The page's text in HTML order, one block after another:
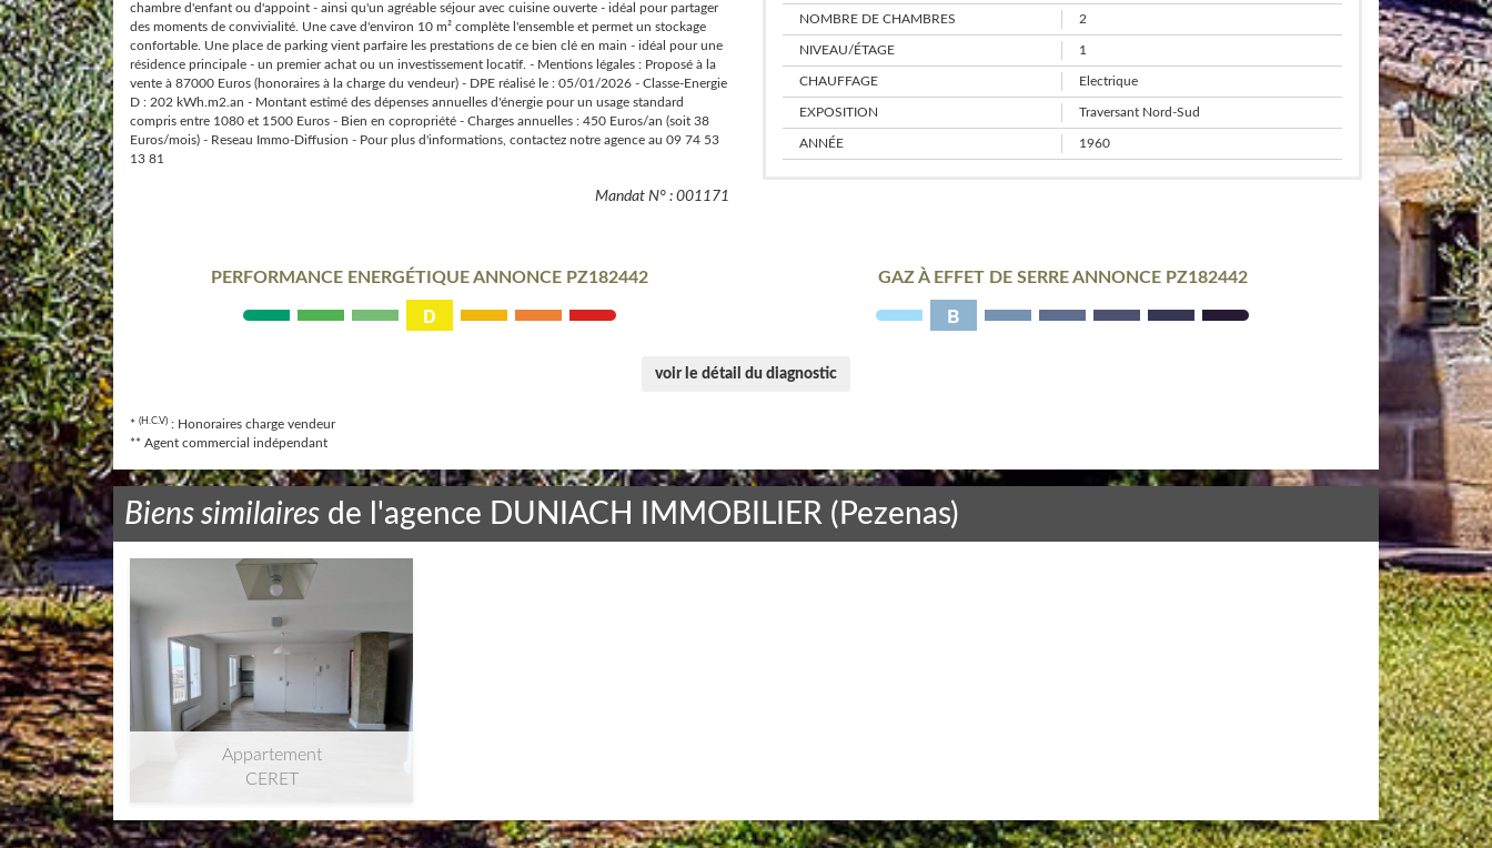
chambre d'enfant ou d'appoint - ainsi qu'un agréable séjour avec cuisine ouverte - idéal pour partager
des moments de convivialité. Une cave d'environ 10 m² complète l'ensemble et permet un stockage
confortable. Une place de parking vient parfaire les prestations de ce bien clé en main - idéal pour une
résidence principale - un premier achat ou un investissement locatif. - Mentions légales : Proposé à la
vente à 87000 Euros (honoraires à la charge du vendeur) - DPE réalisé le : 05/01/2026 - Classe-Energie
D : 202 kWh.m2.an - Montant estimé des dépenses annuelles d'énergie pour un usage standard
compris entre 1080 et 1500 Euros - Bien en copropriété - Charges annuelles : 450 Euros/an (soit 38
Euros/mois) - Reseau Immo-Diffusion - Pour plus d'informations, contactez notre agence au 09 74 53
13 81
Mandat N° : 001171
NOMBRE DE CHAMBRES 2
NIVEAU/ÉTAGE 1
CHAUFFAGE Electrique
EXPOSITION Traversant Nord-Sud
ANNÉE 1960
PERFORMANCE ENERGÉTIQUE ANNONCE PZ182442
D
GAZ À EFFET DE SERRE ANNONCE PZ182442
B
voir le détail du diagnostic
* (H.C.V) : Honoraires charge vendeur
** Agent commercial indépendant
Biens similaires de l'agence DUNIACH IMMOBILIER (Pezenas)
Appartement
CERET
Appartement